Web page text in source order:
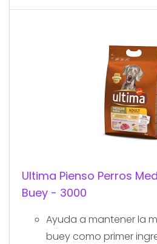
Ultima Pienso Perros
Buey - 3000
Ayuda a mantener la
buey como primer